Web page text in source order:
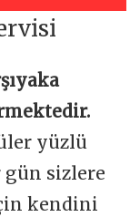
yüzlü
sizlere
kendini